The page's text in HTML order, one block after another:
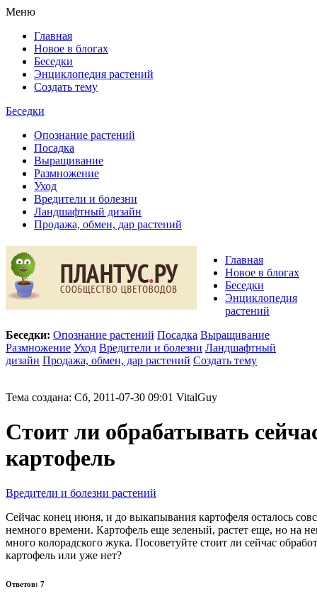
Меню
Главная
Новое в блогах
Беседки
Энциклопедия растений
Создать тему
Беседки
Опознание растений
Посадка
Выращивание
Размножение
Уход
Вредители и болезни
Ландшафтный дизайн
Продажа, обмен, дар растений
Главная
Новое в блогах
Беседки
Энциклопедия
растений
Беседки: Опознание растений Посадка Выращивание
Размножение Уход Вредители и болезни Ландшафтный
дизайн Продажа, обмен, дар растений Создать тему
Тема создана: Сб, 2011-07-30 09:01 VitalGuy
Стоит ли обрабатывать
картофель
Вредители и болезни растений
Сейчас конец июня, и до выкапывания картофеля осталось
немного времени. Картофель еще зеленый, растет еще, но на
много колорадского жука. Посоветуйте стоит ли сейчас
картофель или уже нет?
Ответов: 7